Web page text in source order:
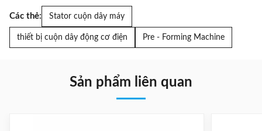
Các thẻ: Stator cuộn dây máy
thiết bị cuộn dây động cơ điện Pre - Forming Machine
Sản phẩm liên quan